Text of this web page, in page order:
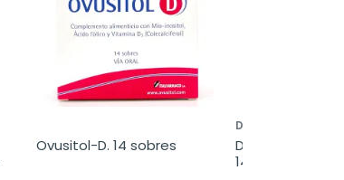
Ovusitol-D. 14 sobres
DONNAPLUS
DonnaPlus+
14 cápsulas